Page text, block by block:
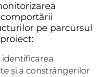
pe parcursul
identificarea
și a constrângerilor